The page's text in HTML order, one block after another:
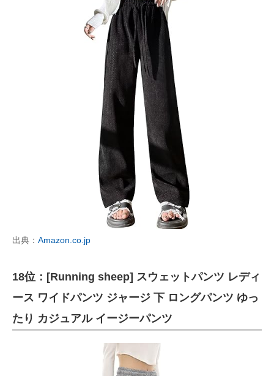
出典： Amazon.co.jp
18位：[Running sheep] スウェットパンツ レディ
ース ワイドパンツ ジャージ 下 ロングパンツ ゆっ
たり カジュアル イージーパンツ